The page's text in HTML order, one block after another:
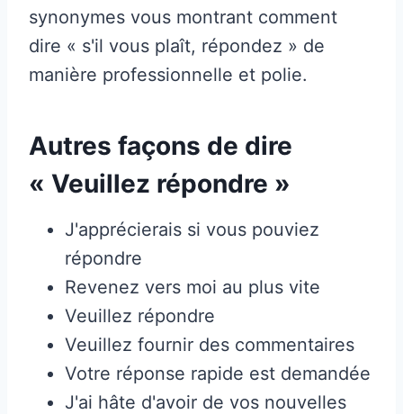
synonymes vous montrant comment
dire « s'il vous plaît, répondez » de
manière professionnelle et polie.
Autres façons de dire
« Veuillez répondre »
J'apprécierais si vous pouviez
répondre
Revenez vers moi au plus vite
Veuillez répondre
Veuillez fournir des commentaires
Votre réponse rapide est demandée
J'ai hâte d'avoir de vos nouvelles